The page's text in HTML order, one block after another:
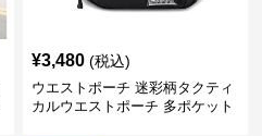
¥3,480 (税込)
ウエストポーチ 迷彩柄タクティ
カルウエストポーチ 多ポケット